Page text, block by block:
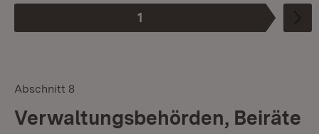
Phase
1
:
Abschnitt 8
Verwaltungsbehörden, Beiräte